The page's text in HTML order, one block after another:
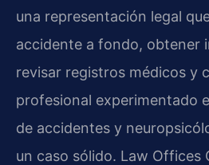
una representación legal
accidente a fondo, obtener
revisar registros médicos y
profesional experimentado
de accidentes y
un caso sólido. Law Offices